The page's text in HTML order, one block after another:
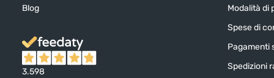
Blog
3.598
Modalità di
Spese di
Pagamenti
Spedizioni